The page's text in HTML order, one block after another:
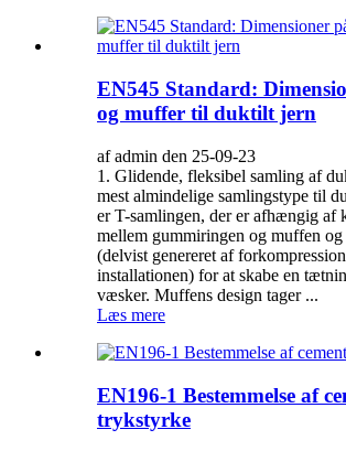
EN545 Standard:
og muffer til duktilt jern
af admin den 25-09-23
1. Glidende, fleksibel samling af
mest almindelige samlingstype til
er T-samlingen, der er afhængig af
mellem gummiringen og muffen og
(delvist genereret af
installationen) for at skabe en
væsker. Muffens design tager ...
Læs mere
EN196-1 Bestemmelse af
trykstyrke